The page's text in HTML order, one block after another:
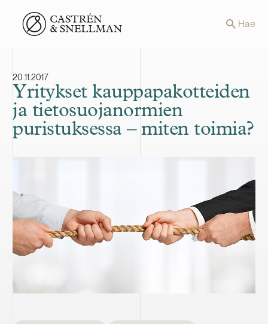
Front page Hae
20.11.2017
Yritykset kauppapakotteiden
ja tietosuojanormien
puristuksessa – miten toimia?